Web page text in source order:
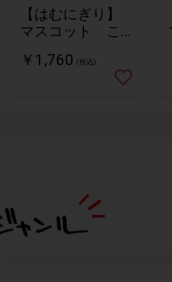
【はむにぎり】
マスコット こ
￥1,760 (税込)